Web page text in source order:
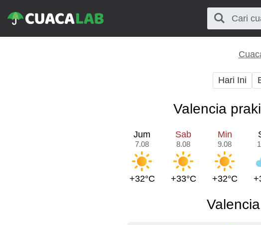
Hari Ini
Valencia
Jum
7.08
+32°C
Sab
8.08
+33°C
Min
9.08
+32°C